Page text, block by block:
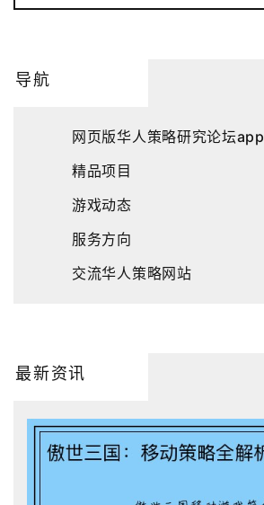
导航
网页版华人策略研究论坛app
精品项目
游戏动态
服务方向
交流华人策略网站
最新资讯